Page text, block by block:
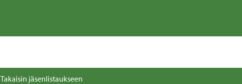
Takaisin jäsenlistaukseen